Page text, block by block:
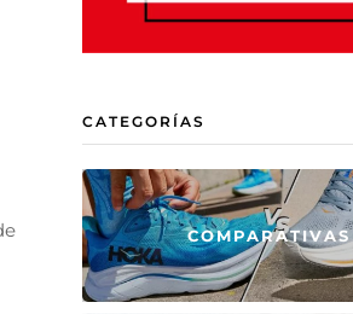
CATEGORÍAS
COMPARATIVAS